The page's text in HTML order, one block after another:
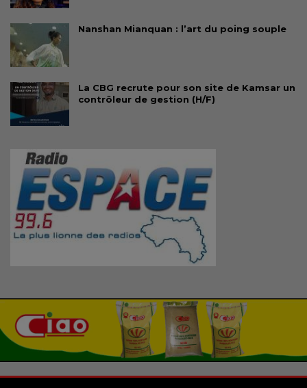
Nanshan Mianquan : l’art du poing souple
La CBG recrute pour son site de Kamsar un
contrôleur de gestion (H/F)